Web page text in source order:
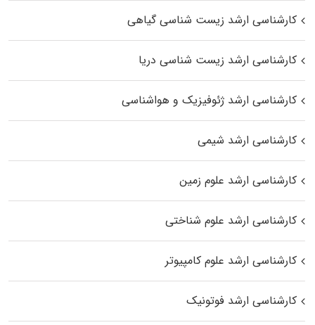
کارشناسی ارشد زیست‌ شناسی گیاهی
کارشناسی ارشد زیست‌ شناسی دریا
کارشناسی ارشد ژئوفیزیک و هواشناسی
کارشناسی ارشد شیمی
کارشناسی ارشد علوم زمین
کارشناسی ارشد علوم شناختی
کارشناسی ارشد علوم کامپیوتر
کارشناسی ارشد فوتونیک